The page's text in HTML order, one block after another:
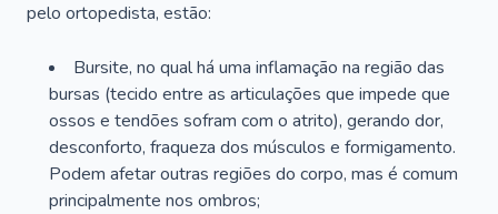
pelo ortopedista, estão:
Bursite, no qual há uma inflamação na região das
bursas (tecido entre as articulações que impede que
ossos e tendões sofram com o atrito), gerando dor,
desconforto, fraqueza dos músculos e formigamento.
Podem afetar outras regiões do corpo, mas é comum
principalmente nos ombros;